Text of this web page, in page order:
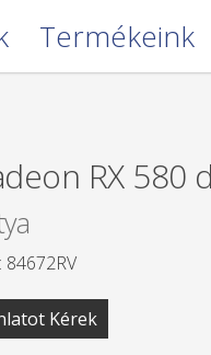
Termékeink
RX 580
84672RV
Kérek